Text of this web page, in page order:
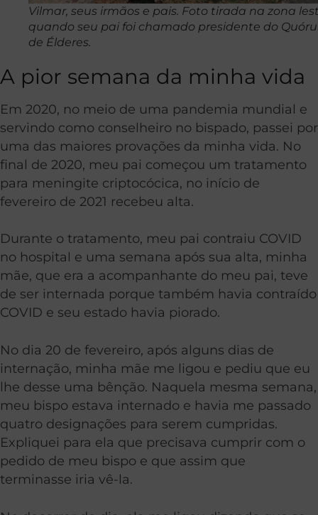
Vilmar, seus irmãos e pais. Foto tirada na zona
quando seu pai foi chamado presidente do
de Élderes.
A pior semana da minha vida
Em 2020, no meio de uma pandemia mundial e
servindo como conselheiro no bispado, passei por
uma das maiores provações da minha vida. No
final de 2020, meu pai começou um tratamento
para meningite criptocócica, no início de
fevereiro de 2021 recebeu alta.
Durante o tratamento, meu pai contraiu COVID
no hospital e uma semana após sua alta, minha
mãe, que era a acompanhante do meu pai, teve
de ser internada porque também havia contraído
COVID e seu estado havia piorado.
No dia 20 de fevereiro, após alguns dias de
internação, minha mãe me ligou e pediu que eu
lhe desse uma bênção. Naquela mesma semana,
meu bispo estava internado e havia me passado
quatro designações para serem cumpridas.
Expliquei para ela que precisava cumprir com o
pedido de meu bispo e que assim que
terminasse iria vê-la.